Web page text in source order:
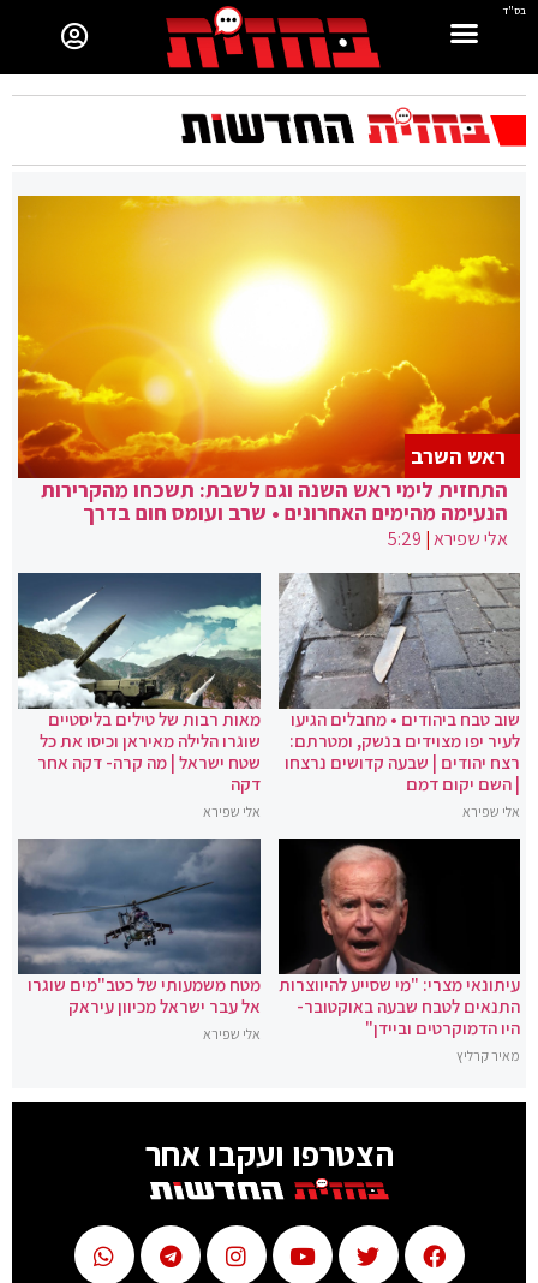
בס"ד
התחזית לימי ראש השנה וגם לשבת: תשכחו מהקרירות
הנעימה מהימים האחרונים • שרב ועומס חום בדרך
אלי שפירא|
5:29
ראש השרב
שוב טבח ביהודים • מחבלים הגיעו
לעיר יפו מצוידים בנשק, ומטרתם:
רצח יהודים | שבעה קדושים נרצחו
| השם יקום דמם
אלי שפירא
מאות רבות של טילים בליסטיים
שוגרו הלילה מאיראן וכיסו את כל
שטח ישראל | מה קרה- דקה אחר
דקה
אלי שפירא
עיתונאי מצרי: "מי שסייע להיווצרות
התנאים לטבח שבעה באוקטובר-
היו הדמוקרטים וביידן"
מאיר קרליץ
מטח משמעותי של כטב"מים שוגרו
אל עבר ישראל מכיוון עיראק
אלי שפירא
הצטרפו ועקבו אחר